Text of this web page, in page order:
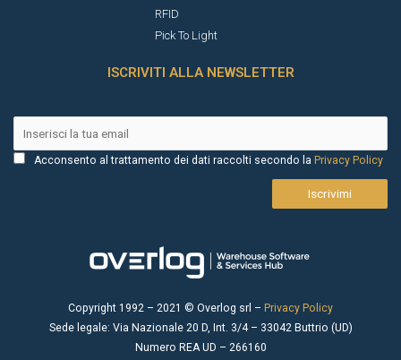
RFID
Pick To Light
ISCRIVITI ALLA NEWSLETTER
Acconsento al trattamento dei dati raccolti secondo la Privacy Policy
Iscrivimi
Copyright 1992 – 2021 © Overlog srl – Privacy Policy
Sede legale: Via Nazionale 20 D, Int. 3/4 – 33042 Buttrio (UD)
Numero REA UD – 266160